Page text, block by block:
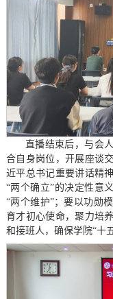
直播结束后，与会
合自身岗位，开展座谈
近平总书记重要讲话精
“两个确立”的决定性意
“两个维护”；要以功勋
育才初心使命，聚力培
和接班人，确保学院“十